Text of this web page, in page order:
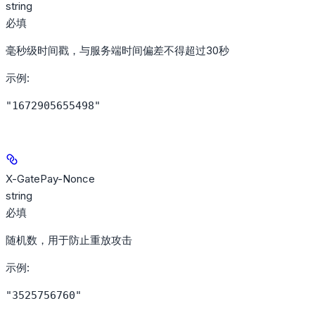
string
必填
毫秒级时间戳，与服务端时间偏差不得超过30秒
示例:
"1672905655498"
X-GatePay-Nonce
string
必填
随机数，用于防止重放攻击
示例:
"3525756760"